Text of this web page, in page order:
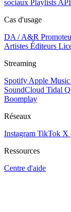
sociaux Playlists API
Cas d'usage
DA / A&R
Artistes Éditeurs
Streaming
Spotify Apple Music
SoundCloud Tidal
Boomplay
Réseaux
Instagram TikTok X
Ressources
Centre d'aide